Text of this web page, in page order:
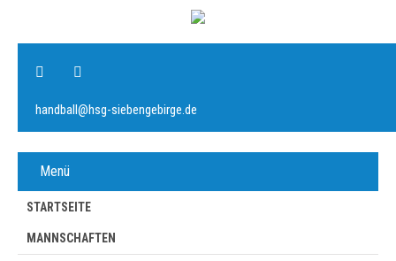
handball@hsg-siebengebirge.de
Menü
STARTSEITE
MANNSCHAFTEN